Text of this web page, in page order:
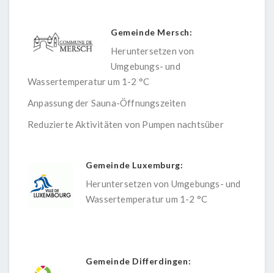
Gemeinde Mersch:
Heruntersetzen von
Umgebungs- und
Wassertemperatur um 1-2 °C
Anpassung der Sauna-Öffnungszeiten
Reduzierte Aktivitäten von Pumpen nachtsüber
Gemeinde Luxemburg:
Heruntersetzen von Umgebungs- und
Wassertemperatur um 1-2 °C
Gemeinde Differdingen: